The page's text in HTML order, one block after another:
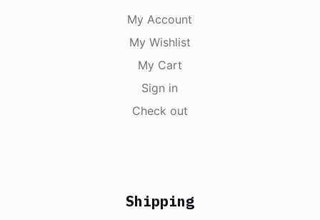
My Account
My Wishlist
My Cart
Sign in
Check out
Shipping